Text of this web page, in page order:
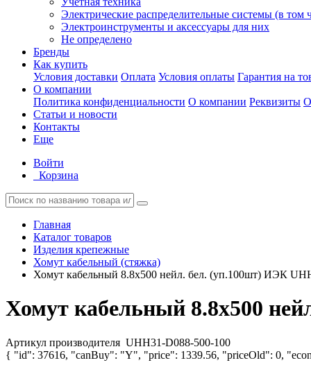
Электрические распределительные системы (в том
Электроинструменты и аксессуары для них
Не определено
Бренды
Как купить
Условия доставки Оплата Условия оплаты Гарантия на
О компании
Политика конфиденциальности О компании Реквизиты
Статьи и новости
Контакты
Еще
Войти
Корзина
Главная
Каталог товаров
Изделия крепежные
Хомут кабельный (стяжка)
Хомут кабельный 8.8х500 нейл. бел. (уп.100шт) ИЭК
Хомут кабельный 8.8х500
Артикул производителя UHH31-D088-500-100
{ "id": 37616, "canBuy": "Y", "price": 1339.56, "priceOld": 0,